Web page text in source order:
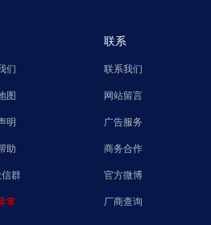
们
图
明
助
群
常
联系
联系我们
网站留言
广告服务
商务合作
官方微博
厂商查询